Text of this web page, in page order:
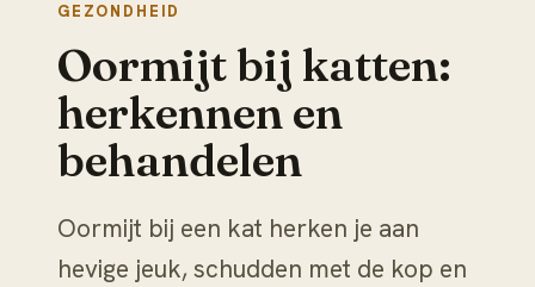
GEZONDHEID
Oormijt bij katten:
herkennen en
behandelen
Oormijt bij een kat herken je aan
hevige jeuk, schudden met de kop en